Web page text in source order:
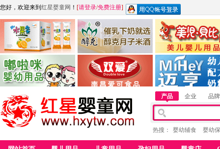
您好，欢迎来到 红星婴童网 ！ [请登录/免费注册]
江西麦嘟嘟食品有限公司
青岛嘟啦咪婴幼儿用品公司
江西醇之客月子米酒 惠州市美儿婴儿用品
湖南迈亨母婴用品有限
产品 企业 品牌
热搜： 婴幼辅食 婴幼